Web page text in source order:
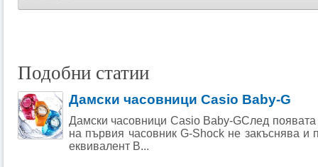
Подобни статии
Дамски часовници Casio Baby-G
Дамски часовници Casio Baby-GСлед появата
на първия часовник G-Shock не закъснява и
еквивалент B...